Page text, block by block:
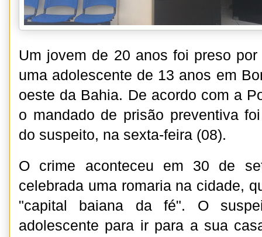
Um jovem de 20 anos foi preso
uma adolescente de 13 anos em
oeste da Bahia. De acordo com a
o mandado de prisão preventiva
do suspeito, na sexta-feira (08).
O crime aconteceu em 30 de
celebrada uma romaria na cidade,
"capital baiana da fé". O
adolescente para ir para a sua